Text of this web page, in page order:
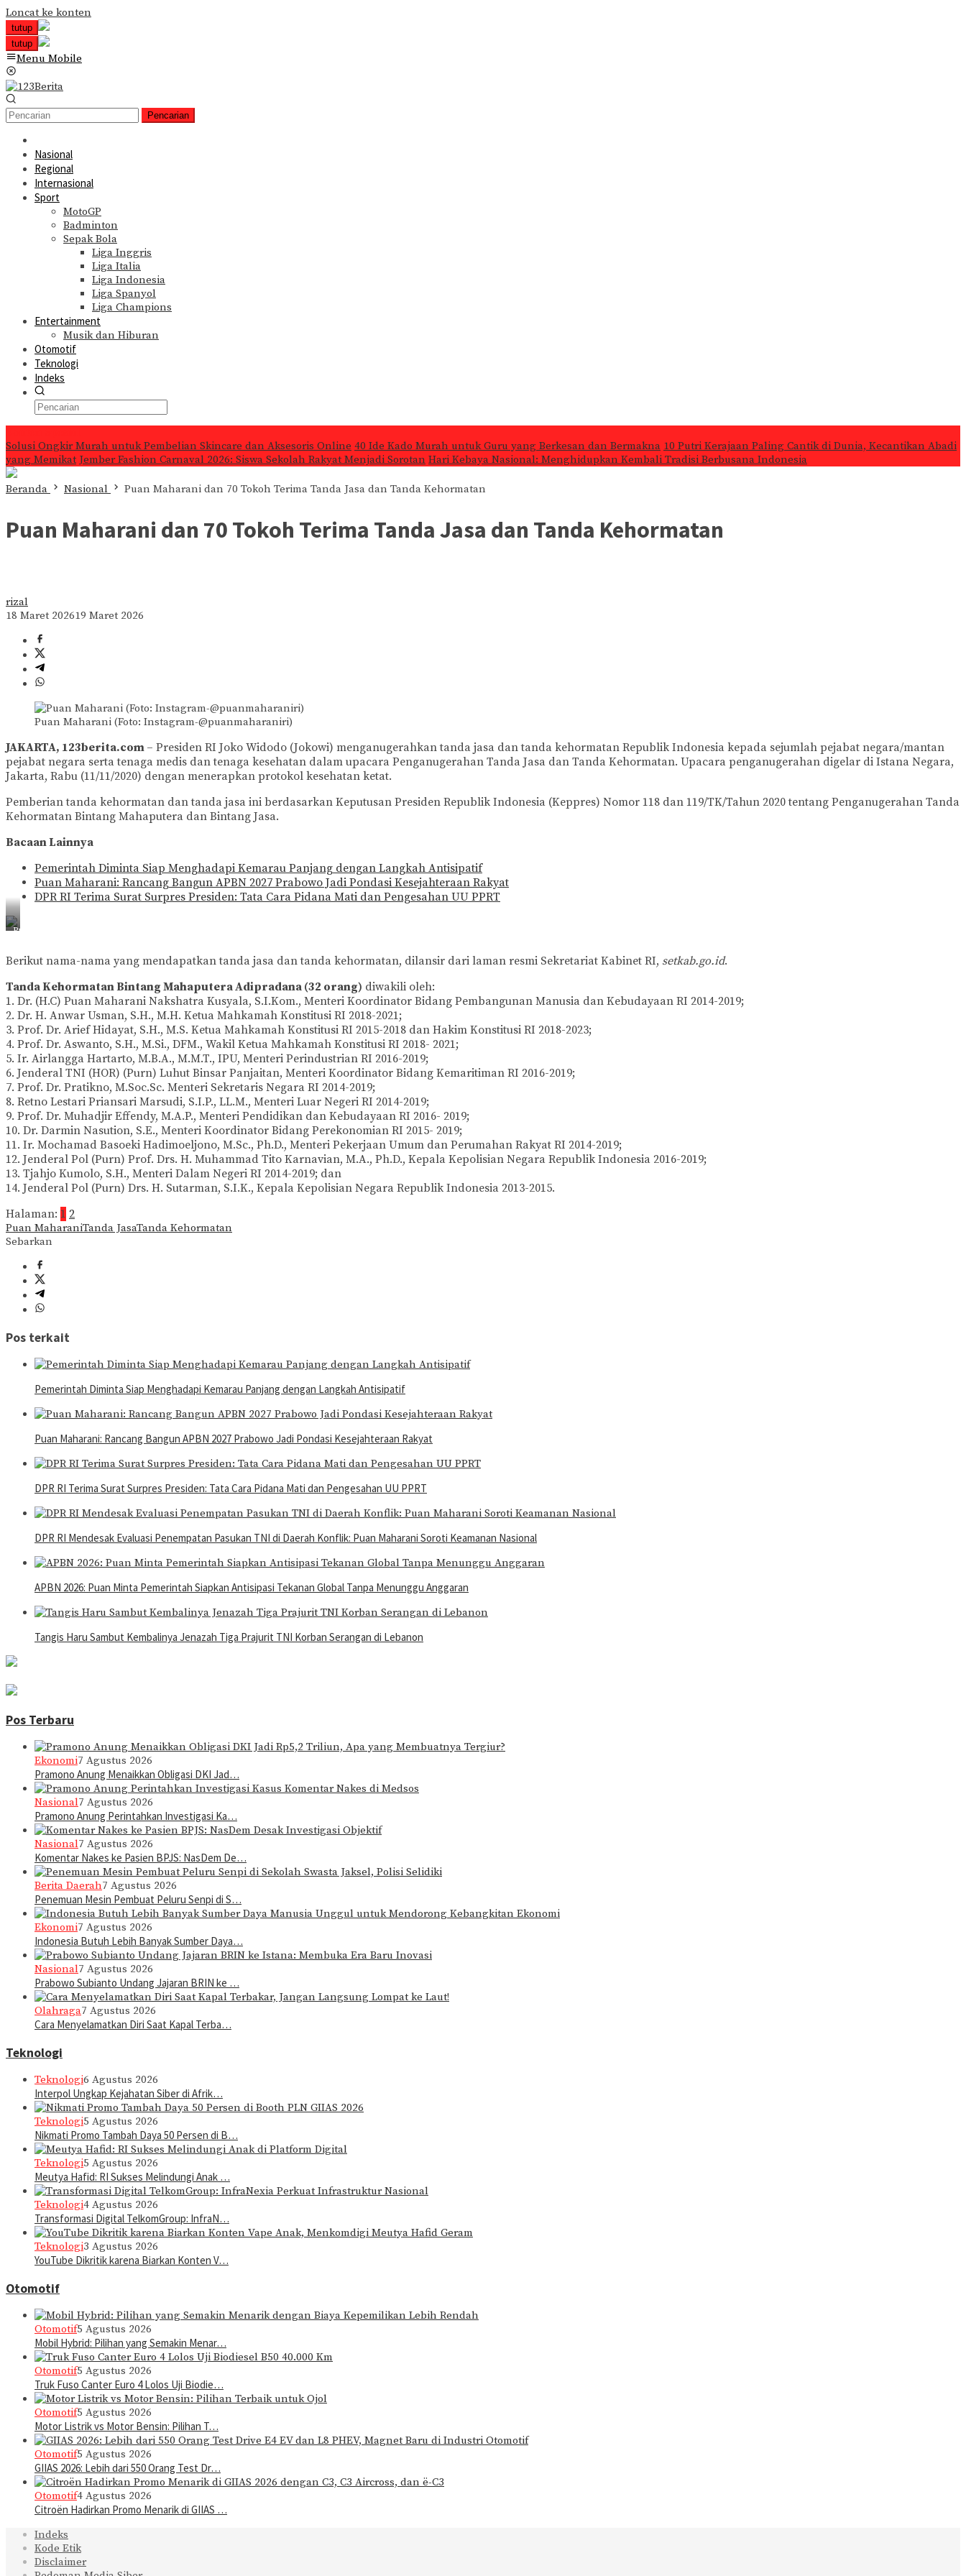
Loncat ke konten
tutup
tutup
Menu Mobile
Pencarian
Nasional
Regional
Internasional
Sport
MotoGP
Badminton
Sepak Bola
Liga Inggris
Liga Italia
Liga Indonesia
Liga Spanyol
Liga Champions
Entertainment
Musik dan Hiburan
Otomotif
Teknologi
Indeks
Solusi Ongkir Murah untuk Pembelian Skincare dan Aksesoris Online 40 Ide Kado Murah untuk Guru yang Berkesan dan Bermakna 10 Putri Kerajaan Paling Cantik di Dunia, Kecantikan Abadi
yang Memikat Jember Fashion Carnaval 2026: Siswa Sekolah Rakyat Menjadi Sorotan Hari Kebaya Nasional: Menghidupkan Kembali Tradisi Berbusana Indonesia
Beranda Nasional Puan Maharani dan 70 Tokoh Terima Tanda Jasa dan Tanda Kehormatan
Puan Maharani dan 70 Tokoh Terima Tanda Jasa dan Tanda Kehormatan
rizal
18 Maret 202619 Maret 2026
Puan Maharani (Foto: Instagram-@puanmaharaniri)
JAKARTA, 123berita.com – Presiden RI Joko Widodo (Jokowi) menganugerahkan tanda jasa dan tanda kehormatan Republik Indonesia kepada sejumlah pejabat negara/mantan
pejabat negara serta tenaga medis dan tenaga kesehatan dalam upacara Penganugerahan Tanda Jasa dan Tanda Kehormatan. Upacara penganugerahan digelar di Istana Negara,
Jakarta, Rabu (11/11/2020) dengan menerapkan protokol kesehatan ketat.
Pemberian tanda kehormatan dan tanda jasa ini berdasarkan Keputusan Presiden Republik Indonesia (Keppres) Nomor 118 dan 119/TK/Tahun 2020 tentang Penganugerahan Tanda
Kehormatan Bintang Mahaputera dan Bintang Jasa.
Bacaan Lainnya
Pemerintah Diminta Siap Menghadapi Kemarau Panjang dengan Langkah Antisipatif
Puan Maharani: Rancang Bangun APBN 2027 Prabowo Jadi Pondasi Kesejahteraan Rakyat
DPR RI Terima Surat Surpres Presiden: Tata Cara Pidana Mati dan Pengesahan UU PPRT
Puan
(Foto:
Instagram-
Berikut nama-nama yang mendapatkan tanda jasa dan tanda kehormatan, dilansir dari laman resmi Sekretariat Kabinet RI, setkab.go.id.
Tanda Kehormatan Bintang Mahaputera Adipradana (32 orang) diwakili oleh:
1. Dr. (H.C) Puan Maharani Nakshatra Kusyala, S.I.Kom., Menteri Koordinator Bidang Pembangunan Manusia dan Kebudayaan RI 2014-2019;
2. Dr. H. Anwar Usman, S.H., M.H. Ketua Mahkamah Konstitusi RI 2018-2021;
3. Prof. Dr. Arief Hidayat, S.H., M.S. Ketua Mahkamah Konstitusi RI 2015-2018 dan Hakim Konstitusi RI 2018-2023;
4. Prof. Dr. Aswanto, S.H., M.Si., DFM., Wakil Ketua Mahkamah Konstitusi RI 2018- 2021;
5. Ir. Airlangga Hartarto, M.B.A., M.M.T., IPU, Menteri Perindustrian RI 2016-2019;
6. Jenderal TNI (HOR) (Purn) Luhut Binsar Panjaitan, Menteri Koordinator Bidang Kemaritiman RI 2016-2019;
7. Prof. Dr. Pratikno, M.Soc.Sc. Menteri Sekretaris Negara RI 2014-2019;
8. Retno Lestari Priansari Marsudi, S.I.P., LL.M., Menteri Luar Negeri RI 2014-2019;
9. Prof. Dr. Muhadjir Effendy, M.A.P., Menteri Pendidikan dan Kebudayaan RI 2016- 2019;
10. Dr. Darmin Nasution, S.E., Menteri Koordinator Bidang Perekonomian RI 2015- 2019;
11. Ir. Mochamad Basoeki Hadimoeljono, M.Sc., Ph.D., Menteri Pekerjaan Umum dan Perumahan Rakyat RI 2014-2019;
12. Jenderal Pol (Purn) Prof. Drs. H. Muhammad Tito Karnavian, M.A., Ph.D., Kepala Kepolisian Negara Republik Indonesia 2016-2019;
13. Tjahjo Kumolo, S.H., Menteri Dalam Negeri RI 2014-2019; dan
14. Jenderal Pol (Purn) Drs. H. Sutarman, S.I.K., Kepala Kepolisian Negara Republik Indonesia 2013-2015.
Halaman: 1 2
Puan MaharaniTanda JasaTanda Kehormatan
Sebarkan
Pos terkait
Pemerintah Diminta Siap Menghadapi Kemarau Panjang dengan Langkah Antisipatif
Puan Maharani: Rancang Bangun APBN 2027 Prabowo Jadi Pondasi Kesejahteraan Rakyat
DPR RI Terima Surat Surpres Presiden: Tata Cara Pidana Mati dan Pengesahan UU PPRT
DPR RI Mendesak Evaluasi Penempatan Pasukan TNI di Daerah Konflik: Puan Maharani Soroti Keamanan Nasional
APBN 2026: Puan Minta Pemerintah Siapkan Antisipasi Tekanan Global Tanpa Menunggu Anggaran
Tangis Haru Sambut Kembalinya Jenazah Tiga Prajurit TNI Korban Serangan di Lebanon
Pos Terbaru
Ekonomi7 Agustus 2026
Pramono Anung Menaikkan Obligasi DKI Jad…
Nasional7 Agustus 2026
Pramono Anung Perintahkan Investigasi Ka…
Nasional7 Agustus 2026
Komentar Nakes ke Pasien BPJS: NasDem De…
Berita Daerah7 Agustus 2026
Penemuan Mesin Pembuat Peluru Senpi di S…
Ekonomi7 Agustus 2026
Indonesia Butuh Lebih Banyak Sumber Daya…
Nasional7 Agustus 2026
Prabowo Subianto Undang Jajaran BRIN ke …
Olahraga7 Agustus 2026
Cara Menyelamatkan Diri Saat Kapal Terba…
Teknologi
Teknologi6 Agustus 2026
Interpol Ungkap Kejahatan Siber di Afrik…
Teknologi5 Agustus 2026
Nikmati Promo Tambah Daya 50 Persen di B…
Teknologi5 Agustus 2026
Meutya Hafid: RI Sukses Melindungi Anak …
Teknologi4 Agustus 2026
Transformasi Digital TelkomGroup: InfraN…
Teknologi3 Agustus 2026
YouTube Dikritik karena Biarkan Konten V…
Otomotif
Otomotif5 Agustus 2026
Mobil Hybrid: Pilihan yang Semakin Menar…
Otomotif5 Agustus 2026
Truk Fuso Canter Euro 4 Lolos Uji Biodie…
Otomotif5 Agustus 2026
Motor Listrik vs Motor Bensin: Pilihan T…
Otomotif5 Agustus 2026
GIIAS 2026: Lebih dari 550 Orang Test Dr…
Otomotif4 Agustus 2026
Citroën Hadirkan Promo Menarik di GIIAS …
Indeks
Kode Etik
Disclaimer